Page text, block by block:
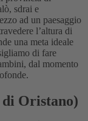
sdrai e
ad un paesaggio
l’altura di
una meta ideale
di fare
dal momento
Oristano)